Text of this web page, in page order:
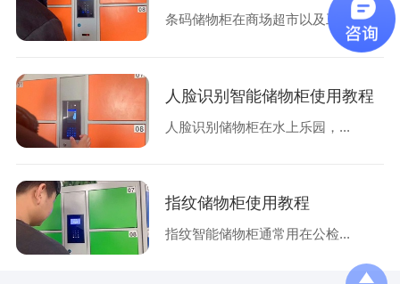
条码储物柜在商场超市以及工...
人脸识别智能储物柜使用教程
人脸识别储物柜在水上乐园，...
指纹储物柜使用教程
指纹智能储物柜通常用在公检...